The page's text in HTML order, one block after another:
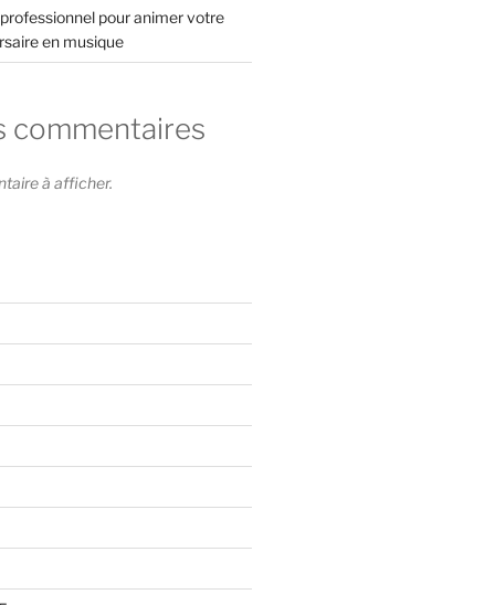
pour animer votre
en musique
commentaires
à afficher.